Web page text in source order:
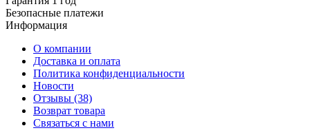
Безопасные платежи
Информация
О компании
Доставка и оплата
Политика конфиденциальности
Новости
Отзывы (38)
Возврат товара
Связаться с нами